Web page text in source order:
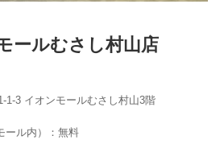
ールむさし村山店
1-3 イオンモールむさし村山3階
ール内）：無料